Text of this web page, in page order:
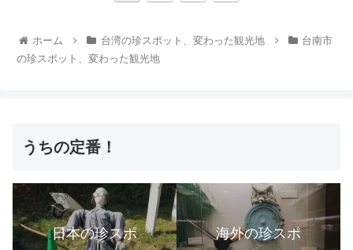
ホーム 台湾の珍スポット、変わった観光地
台南市
の珍スポット、変わった観光地
うちの定番！
日本の珍スポ 海外の珍スポ